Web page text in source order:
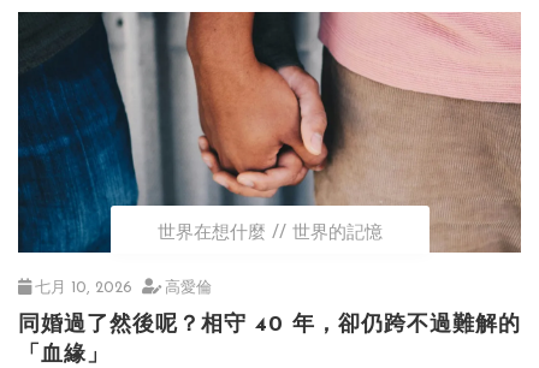
世界在想什麼 世界的記憶
七月 10, 2026 高愛倫
同婚過了然後呢？相守 40 年，卻仍跨不過難解的
「血緣」